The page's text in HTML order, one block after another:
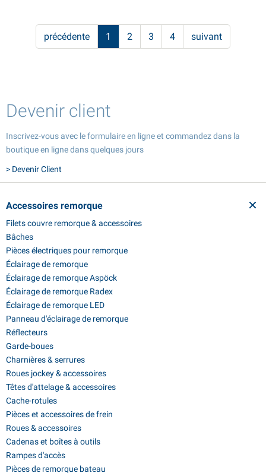
Accessoires remorque
Filets couvre remorque & accessoires
Bâches
Pièces électriques pour remorque
Éclairage de remorque
Éclairage de remorque Aspöck
Éclairage de remorque Radex
Éclairage de remorque LED
Panneau d'éclairage de remorque
Réflecteurs
Garde-boues
Charnières & serrures
Roues jockey & accessoires
Têtes d'attelage & accessoires
Cache-rotules
Pièces et accessoires de frein
Roues & accessoires
Cadenas et boîtes à outils
Rampes d'accès
Pièces de remorque bateau
précédente 1 2 3 4 suivant
Devenir client
Inscrivez-vous avec le formulaire en ligne et commandez dans la
boutique en ligne dans quelques jours
> Devenir Client